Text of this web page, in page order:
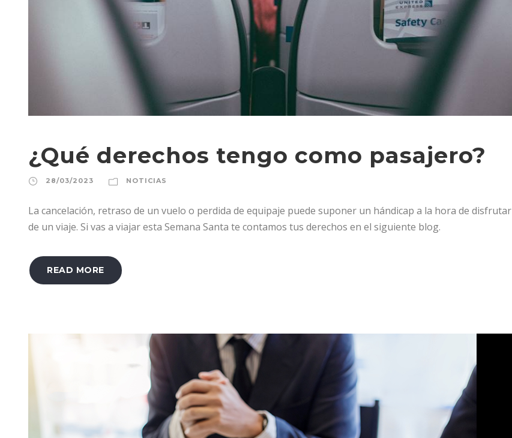
¿Qué derechos tengo como pasajero?
28/03/2023 NOTICIAS
La cancelación, retraso de un vuelo o perdida de equipaje puede suponer un hándicap a la hora de disfrutar
de un viaje. Si vas a viajar esta Semana Santa te contamos tus derechos en el siguiente blog.
READ MORE